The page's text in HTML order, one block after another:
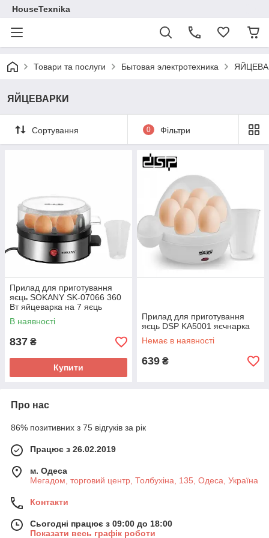
HouseTexnika
Товари та послуги Бытовая электротехника
ЯЙЦЕВАРКИ
Сортування 0 Фільтри
Прилад для приготування
яєць SOKANY SK-07066 360
Вт яйцеварка на 7 яєць
В наявності
837 ₴
Купити
Прилад для приготування
яєць DSP KA5001 яєчнарка
Немає в наявності
639 ₴
Про нас
86% позитивних з 75 відгуків за рік
Працює з 26.02.2019
м. Одеса
Мегадом, торговий центр, Толбухіна, 135, Одеса, Україна
Контакти
Сьогодні працює з 09:00 до 18:00
Показати весь графік роботи